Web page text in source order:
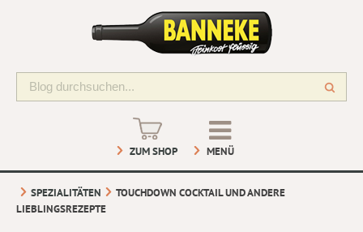
ZUM SHOP MENÜ
SPEZIALITÄTEN
TOUCHDOWN COCKTAIL UND ANDERE
LIEBLINGSREZEPTE